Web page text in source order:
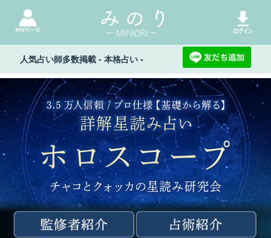
人気占い師多数掲載 - 本格占い -